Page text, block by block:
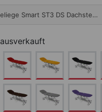
Therapieliege Smart ST3 DS Dachstellung
ausverkauft